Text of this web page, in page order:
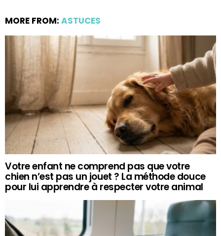
MORE FROM: ASTUCES
Votre enfant ne comprend pas que votre
chien n’est pas un jouet ? La méthode douce
pour lui apprendre à respecter votre animal